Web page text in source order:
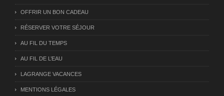
OFFRIR UN BON CADEAU
RÉSERVER VOTRE SÉJOUR
AU FIL DU TEMPS
AU FIL DE L’EAU
LAGRANGE VACANCES
MENTIONS LÉGALES